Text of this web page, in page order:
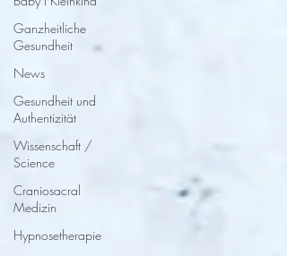
Ganzheitliche
Gesundheit
News
Gesundheit und
Authentizität
Wissenschaft /
Science
Craniosacral
Medizin
Hypnosetherapie